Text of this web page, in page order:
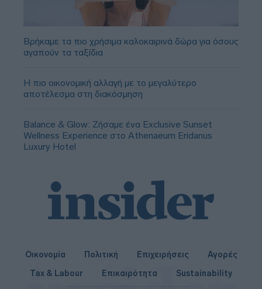
Βρήκαμε τα πιο χρήσιμα καλοκαιρινά δώρα για όσους
αγαπούν τα ταξίδια
Η πιο οικονομική αλλαγή με το μεγαλύτερο
αποτέλεσμα στη διακόσμηση
Balance & Glow: Ζήσαμε ένα Exclusive Sunset
Wellness Experience στο Athenaeum Eridanus
Luxury Hotel
Οικονομία Πολιτική Επιχειρήσεις
Αγορές
Tax & Labour
Επικαιρότητα Sustainability